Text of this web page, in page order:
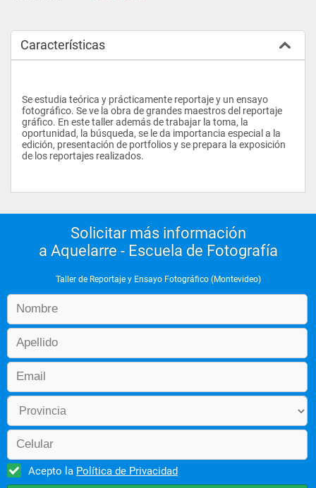
Características
Se estudia teórica y prácticamente reportaje y un ensayo
fotográfico. Se ve la obra de grandes maestros del reportaje
gráfico. En este taller además de trabajar la toma, la
oportunidad, la búsqueda, se le da importancia especial a la
edición, presentación de portfolios y se prepara la exposición
de los reportajes realizados.
Solicitar más información
a Aquelarre - Escuela de Fotografía
Taller de Reportaje y Ensayo Fotográfico (Montevideo)
Acepto la Política de Privacidad